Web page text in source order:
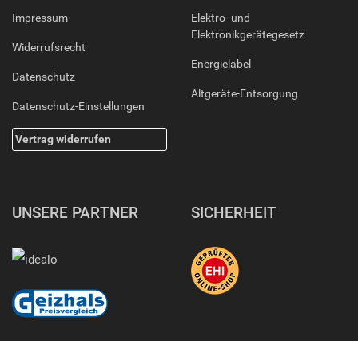
Impressum
Widerrufsrecht
Datenschutz
Datenschutz-Einstellungen
Vertrag widerrufen
Elektro- und
Elektronikgerätegesetz
Energielabel
Altgeräte-Entsorgung
UNSERE PARTNER SICHERHEIT